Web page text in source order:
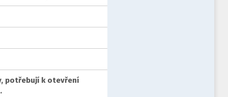
potřebují k otevření